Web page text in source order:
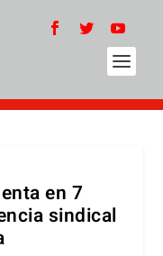
en 7
sindical